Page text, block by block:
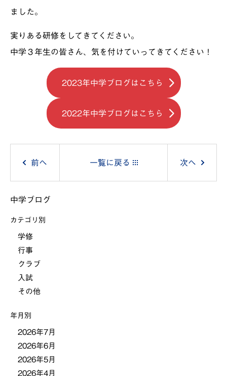
ました。
実りある研修をしてきてください。
中学３年生の皆さん、気を付けていってきてください！
2023年中学ブログはこちら
2022年中学ブログはこちら
稿
ナ
ゲ
ー
ョ
ン
前へ 一覧に戻る 次へ
中学ブログ
カテゴリ別
学修
行事
クラブ
入試
その他
年月別
2026年7月
2026年6月
2026年5月
2026年4月